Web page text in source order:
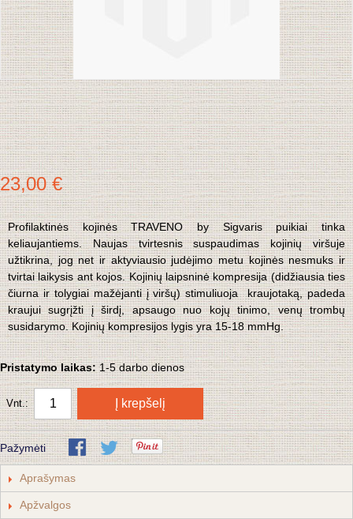
23,00 €
Profilaktinės kojinės TRAVENO by Sigvaris puikiai tinka
keliaujantiems. Naujas tvirtesnis suspaudimas kojinių viršuje
užtikrina, jog net ir aktyviausio judėjimo metu kojinės nesmuks ir
tvirtai laikysis ant kojos. Kojinių laipsninė kompresija (didžiausia ties
čiurna ir tolygiai mažėjanti į viršų) stimuliuoja kraujotaką, padeda
kraujui sugrįžti į širdį, apsaugo nuo kojų tinimo, venų trombų
susidarymo. Kojinių kompresijos lygis yra 15-18 mmHg.
Pristatymo laikas:1-5 darbo dienos
Vnt.: Į krepšelį
Pažymėti
Aprašymas
Apžvalgos